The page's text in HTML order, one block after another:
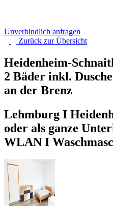
Unverbindlich anfragen
Zurück zurÜbersicht
Heidenheim-
2 Bäder inkl.
an der Brenz
Lehmburg I
oder als ganze
WLAN I